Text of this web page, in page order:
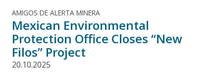
AMIGOS DE ALERTA MINERA
Mexican Environmental
Protection Office Closes “New
Filos” Project
20.10.2025